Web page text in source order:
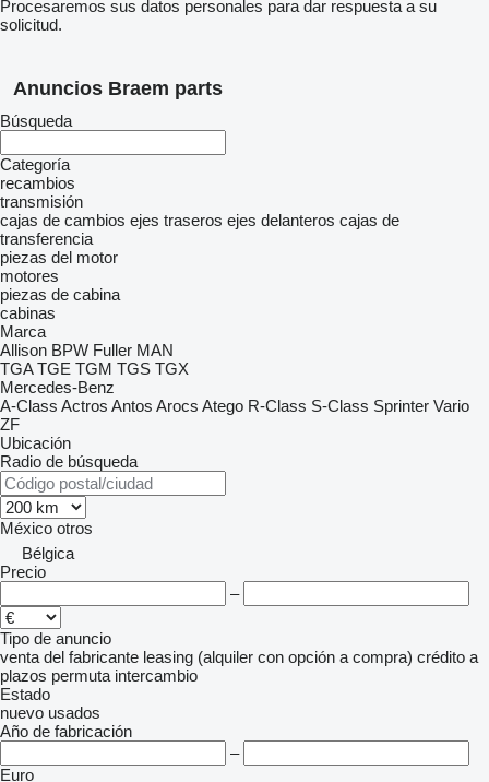
Procesaremos sus datos personales para dar respuesta a su
solicitud.
Anuncios Braem parts
Búsqueda
Categoría
recambios
transmisión
cajas de cambios ejes traseros ejes delanteros cajas de
transferencia
piezas del motor
motores
piezas de cabina
cabinas
Marca
Allison BPW Fuller MAN
TGA TGE TGM TGS TGX
Mercedes-Benz
A-Class Actros Antos Arocs Atego R-Class S-Class Sprinter Vario
ZF
Ubicación
Radio de búsqueda
México otros
Bélgica
Precio
–
Tipo de anuncio
venta del fabricante leasing (alquiler con opción a compra) crédito a
plazos permuta intercambio
Estado
nuevo usados
Año de fabricación
–
Euro